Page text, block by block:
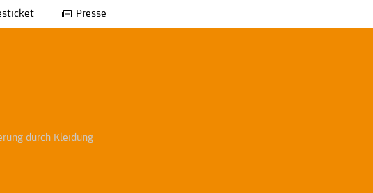
Presse
durch Kleidung